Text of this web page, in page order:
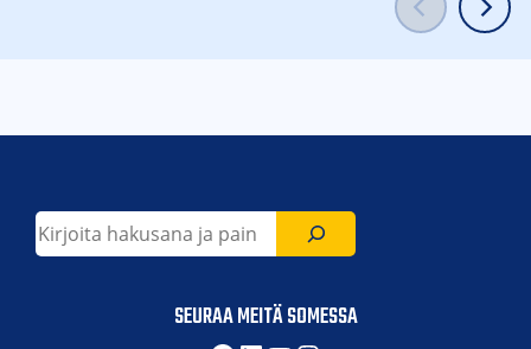
Etsi
SEURAA MEITÄ SOMESSA